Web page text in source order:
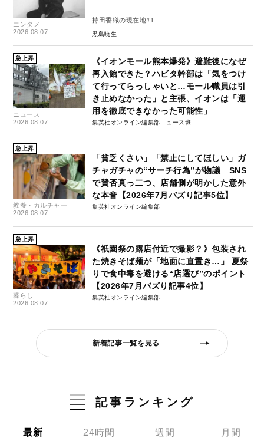
エンタメ
2026.08.07
持田香織の現在地#1
黒島暁生
急上昇
ニュース
2026.08.07
《イオンモール熊本爆発》避難後になぜ
再入館できた？ハビタ幹部は「気をつけ
て行ってらっしゃいと…モール職員は引
き止めなかった」と主張、イオンは「運
用を徹底できなかった可能性」
集英社オンライン編集部ニュース班
急上昇
教養・カルチャー
2026.08.07
「貧乏くさい」「禁止にしてほしい」ガ
チャガチャの“サーチ行為”が物議 SNS
で賛否真っ二つ、店舗側が明かした意外
な本音【2026年7月バズり記事5位】
集英社オンライン編集部
急上昇
暮らし
2026.08.07
《祇園祭の露店付近で撮影？》包装され
た焼きそば麺が「地面に直置き…」 夏祭
りで食中毒を避ける“店選び”のポイント
【2026年7月バズり記事4位】
集英社オンライン編集部
新着記事一覧を見る
記事ランキング
最新 24時間 週間 月間